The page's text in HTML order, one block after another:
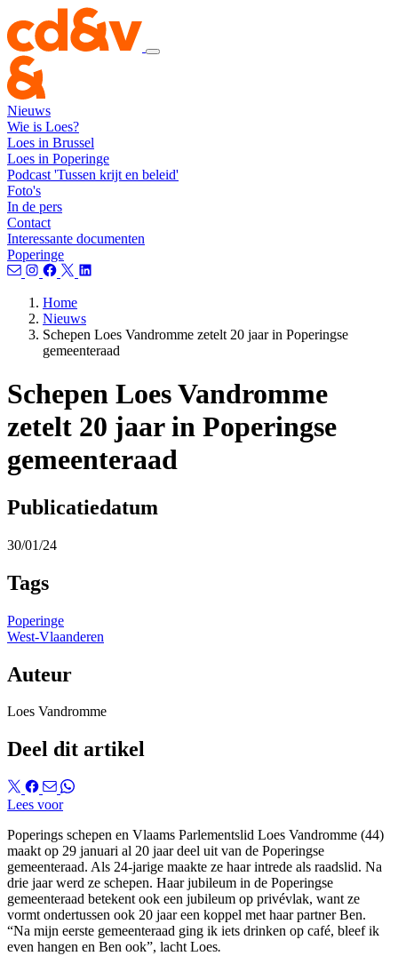
Nieuws
Wie is Loes?
Loes in Brussel
Loes in Poperinge
Podcast 'Tussen krijt en beleid'
Foto's
In de pers
Contact
Interessante documenten
Poperinge
Home
Nieuws
Schepen Loes Vandromme zetelt 20 jaar in Poperingse
gemeenteraad
Schepen Loes Vandromme
zetelt 20 jaar in Poperingse
gemeenteraad
Publicatiedatum
30/01/24
Tags
Poperinge
West-Vlaanderen
Auteur
Loes Vandromme
Deel dit artikel
Lees voor
Poperings schepen en Vlaams Parlementslid Loes Vandromme (44)
maakt op 29 januari al 20 jaar deel uit van de Poperingse
gemeenteraad. Als 24-jarige maakte ze haar intrede als raadslid. Na
drie jaar werd ze schepen. Haar jubileum in de Poperingse
gemeenteraad betekent ook een jubileum op privévlak, want ze
vormt ondertussen ook 20 jaar een koppel met haar partner Ben.
“Na mijn eerste gemeenteraad ging ik iets drinken op café, bleef ik
even hangen en Ben ook”, lacht Loes.